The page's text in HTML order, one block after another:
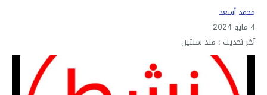
محمد أسعد
4 مايو 2024
آخر تحديث : منذ سنتين